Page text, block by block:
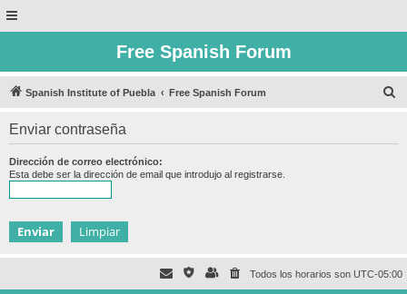
Free Spanish Forum
Spanish Institute of Puebla Free Spanish Forum
Enviar contraseña
Dirección de correo electrónico:
Esta debe ser la dirección de email que introdujo al registrarse.
Todos los horarios son UTC-05:00